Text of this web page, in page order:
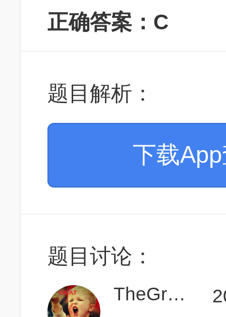
正确答案：C
题目解析：
下载
题目讨论：
TheGreatTony